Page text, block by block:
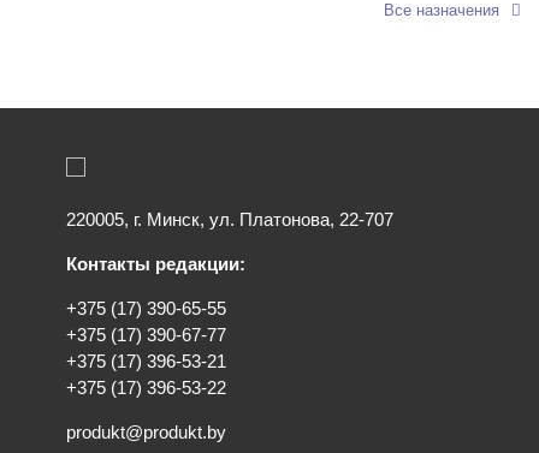
Все назначения
220005, г. Минск, ул. Платонова, 22-707
Контакты редакции:
+375 (17) 390-65-55
+375 (17) 390-67-77
+375 (17) 396-53-21
+375 (17) 396-53-22
produkt@produkt.by